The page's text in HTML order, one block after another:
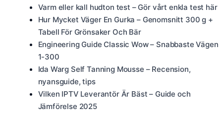
Varm eller kall hudton test – Gör vårt enkla test här
Hur Mycket Väger En Gurka – Genomsnitt 300 g +
Tabell För Grönsaker Och Bär
Engineering Guide Classic Wow – Snabbaste Vägen
1-300
Ida Warg Self Tanning Mousse – Recension,
nyansguide, tips
Vilken IPTV Leverantör Är Bäst – Guide och
Jämförelse 2025